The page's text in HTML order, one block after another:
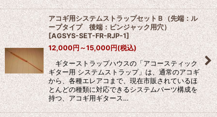
アコギ用システムストラップセットＢ（先端：ル
ープタイプ 後端：ピンジャック用穴）
[AGSYS-SET-FR-RJP-1]
12,000円～15,000円(税込)
ギターストラップハウスの「アコースティック
ギター用 システムストラップ」は、通常のアコギ
から、各種エレアコまで、現在市販されているほ
とんどの種類に対応できるシステムパーツ構成を
持つ、アコギ用ギタース…